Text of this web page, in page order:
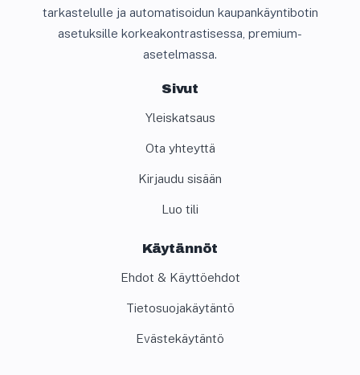
tarkastelulle ja automatisoidun kaupankäyntibotin
asetuksille korkeakontrastisessa, premium-
asetelmassa.
Sivut
Yleiskatsaus
Ota yhteyttä
Kirjaudu sisään
Luo tili
Käytännöt
Ehdot & Käyttöehdot
Tietosuojakäytäntö
Evästekäytäntö